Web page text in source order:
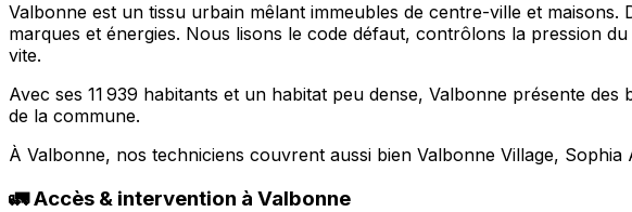
Valbonne est un tissu urbain mêlant immeubles de centre-ville et
marques et énergies. Nous lisons le code défaut, contrôlons la pression
vite.
Avec ses 11 939 habitants et un habitat peu dense, Valbonne présente
de la commune.
À Valbonne, nos techniciens couvrent aussi bien Valbonne Village,
🚛 Accès & intervention à Valbonne